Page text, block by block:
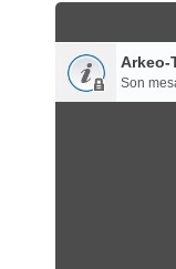
Arkeo-
Son